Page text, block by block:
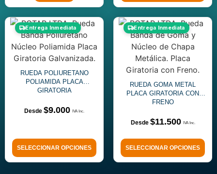
Entrega Inmediata
RUEDA POLIURETANO
POLIAMIDA PLACA
GIRATORIA
$9.000
SELECCIONAR OPCIONES
Entrega Inmediata
RUEDA GOMA METAL
PLACA GIRATORIA CON
FRENO
$11.500
SELECCIONAR OPCIONES